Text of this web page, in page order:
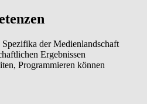
der Medienlandschaft
Ergebnissen
Programmieren können